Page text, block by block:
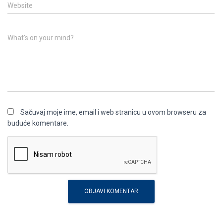
Website
What's on your mind?
Sačuvaj moje ime, email i web stranicu u ovom browseru za
buduće komentare.